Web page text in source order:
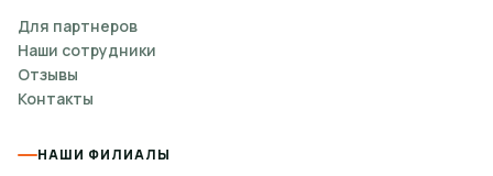
Для партнеров
Наши сотрудники
Отзывы
Контакты
НАШИ ФИЛИАЛЫ